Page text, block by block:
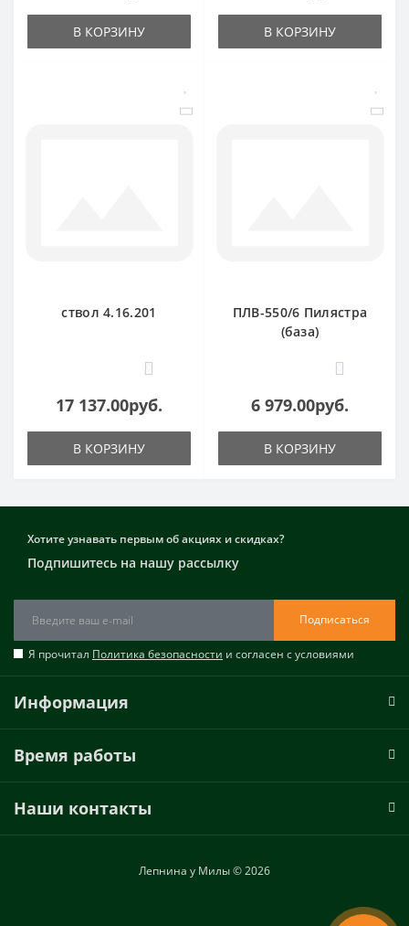
В КОРЗИНУ В КОРЗИНУ
ствол 4.16.201
0
17 137.00руб.
В КОРЗИНУ
ПЛВ-550/6 Пилястра
(база)
0
6 979.00руб.
В КОРЗИНУ
Хотите узнавать первым об акциях и скидках?
Подпишитесь на нашу рассылку
Подписаться
Я прочитал Политика безопасности и согласен с условиями
Информация
Время работы
Наши контакты
Лепнина у Милы © 2026